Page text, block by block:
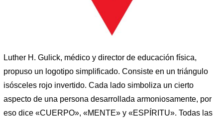
Luther H. Gulick, médico y director de educación física,
propuso un logotipo simplificado. Consiste en un triángulo
isósceles rojo invertido. Cada lado simboliza un cierto
aspecto de una persona desarrollada armoniosamente, por
eso dice «CUERPO», «MENTE» y «ESPÍRITU». Todas las